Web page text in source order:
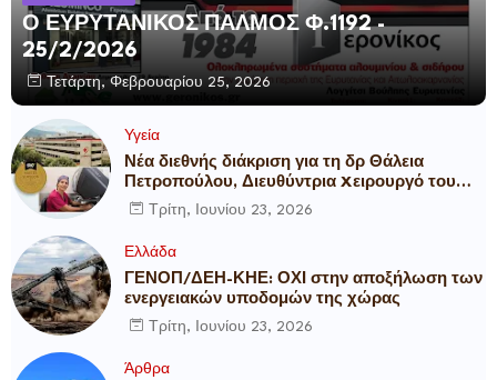
Ο ΕΥΡΥΤΑΝΙΚΟΣ ΠΑΛΜΟΣ Φ.1192 -
25/2/2026
Τετάρτη, Φεβρουαρίου 25, 2026
Υγεία
Νέα διεθνής διάκριση για τη δρ Θάλεια
Πετροπούλου, Διευθύντρια Xειρουργό του
Metropolitan General
Τρίτη, Ιουνίου 23, 2026
Ελλάδα
ΓΕΝΟΠ/ΔΕΗ-ΚΗΕ: ΟΧΙ στην αποξήλωση των
ενεργειακών υποδομών της χώρας
Τρίτη, Ιουνίου 23, 2026
Άρθρα